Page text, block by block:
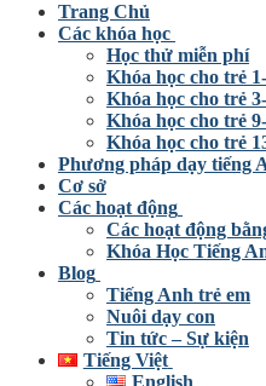
Trang Chủ
Các khóa học
Học thử miễn phí
Khóa học cho trẻ
Khóa học cho trẻ
Khóa học cho trẻ
Khóa học cho trẻ
Phương pháp dạy tiếng
Cơ sở
Các hoạt động
Các hoạt động
Khóa Học Tiếng
Blog
Tiếng Anh trẻ em
Nuôi dạy con
Tin tức – Sự kiện
Tiếng Việt
English